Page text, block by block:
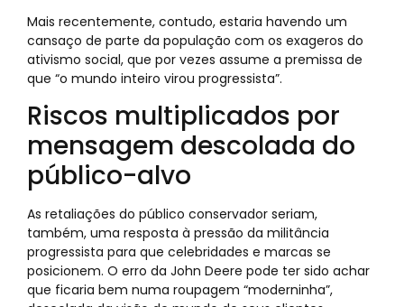
Mais recentemente, contudo, estaria havendo um
cansaço de parte da população com os exageros do
ativismo social, que por vezes assume a premissa de
que “o mundo inteiro virou progressista”.
Riscos multiplicados por
mensagem descolada do
público-alvo
As retaliações do público conservador seriam,
também, uma resposta à pressão da militância
progressista para que celebridades e marcas se
posicionem. O erro da John Deere pode ter sido achar
que ficaria bem numa roupagem “moderninha”,